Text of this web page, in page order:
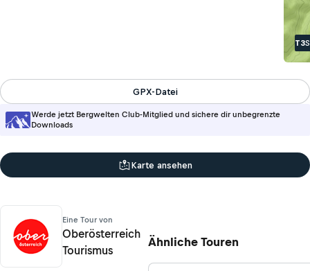
T3
Werde jetzt Bergwelten Club-Mitglied und sichere dir unbegrenzte
Downloads
GPX-Datei
Karte ansehen
Eine Tour von
Oberösterreich
Tourismus
Ähnliche Touren